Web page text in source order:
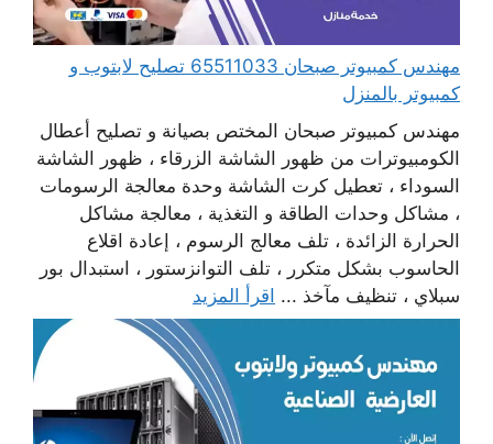
مهندس كمبيوتر صبحان 65511033 تصليح لابتوب و
كمبيوتر بالمنزل
مهندس كمبيوتر صبحان المختص بصيانة و تصليح أعطال
الكومبيوترات من ظهور الشاشة الزرقاء ، ظهور الشاشة
السوداء ، تعطيل كرت الشاشة وحدة معالجة الرسومات
، مشاكل وحدات الطاقة و التغذية ، معالجة مشاكل
الحرارة الزائدة ، تلف معالج الرسوم ، إعادة اقلاع
الحاسوب بشكل متكرر ، تلف التوانزستور ، استبدال بور
سبلاي ، تنظيف مآخذ ... اقرأ المزيد